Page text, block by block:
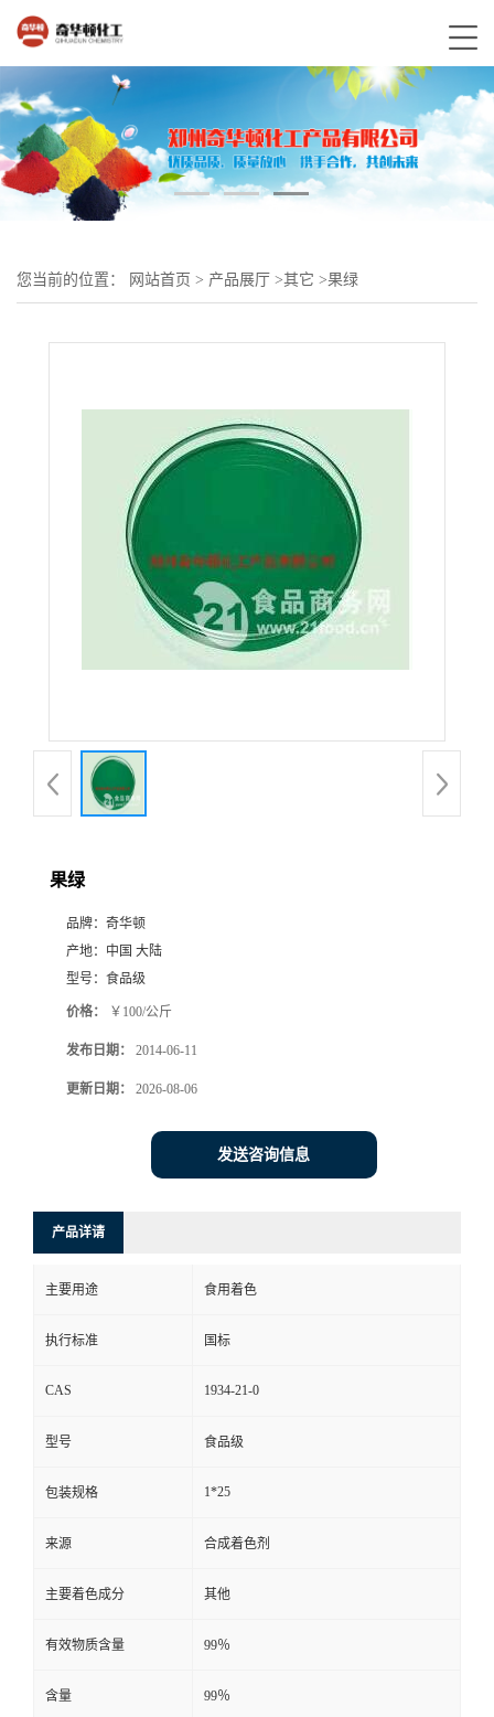
您当前的位置： 网站首页 > 产品展厅 >其它 >果绿
果绿
品牌： 奇华顿
产地： 中国 大陆
型号： 食品级
价格： ￥100/公斤
发布日期： 2014-06-11
更新日期： 2026-08-06
发送咨询信息
产品详请
主要用途 食用着色
执行标准 国标
CAS 1934-21-0
型号 食品级
包装规格 1*25
来源 合成着色剂
主要着色成分 其他
有效物质含量 99％
含量 99％